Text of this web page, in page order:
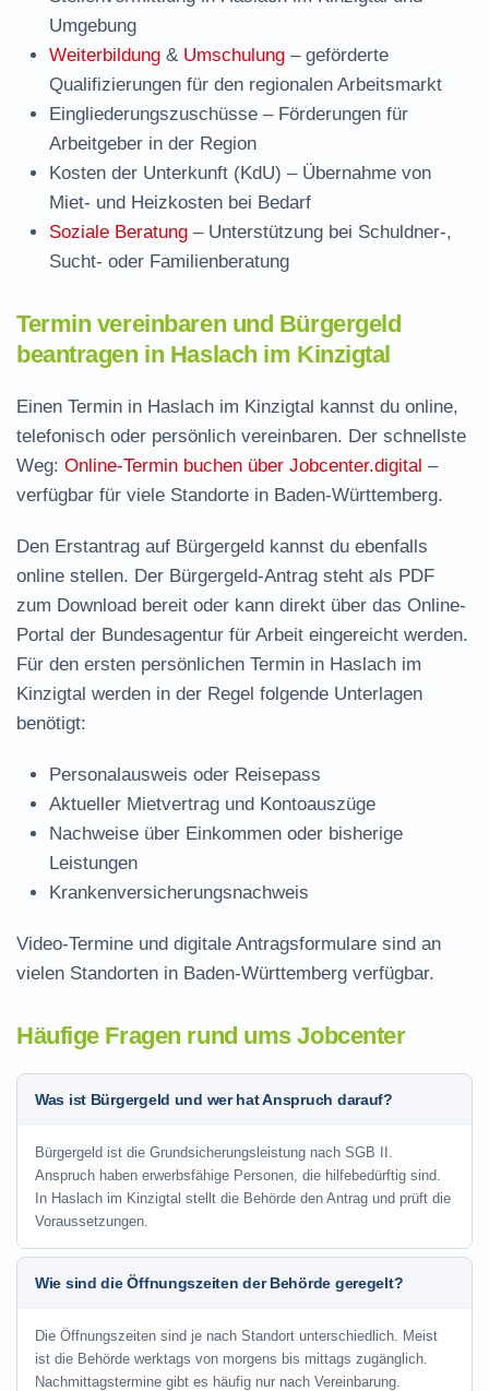
Umgebung
Weiterbildung & Umschulung – geförderte
Qualifizierungen für den regionalen Arbeitsmarkt
Eingliederungszuschüsse – Förderungen für
Arbeitgeber in der Region
Kosten der Unterkunft (KdU) – Übernahme von
Miet- und Heizkosten bei Bedarf
Soziale Beratung – Unterstützung bei Schuldner-,
Sucht- oder Familienberatung
Termin vereinbaren und Bürgergeld
beantragen in Haslach im Kinzigtal
Einen Termin in Haslach im Kinzigtal kannst du online,
telefonisch oder persönlich vereinbaren. Der schnellste
Weg: Online-Termin buchen über Jobcenter.digital –
verfügbar für viele Standorte in Baden-Württemberg.
Den Erstantrag auf Bürgergeld kannst du ebenfalls
online stellen. Der Bürgergeld-Antrag steht als PDF
zum Download bereit oder kann direkt über das Online-
Portal der Bundesagentur für Arbeit eingereicht werden.
Für den ersten persönlichen Termin in Haslach im
Kinzigtal werden in der Regel folgende Unterlagen
benötigt:
Personalausweis oder Reisepass
Aktueller Mietvertrag und Kontoauszüge
Nachweise über Einkommen oder bisherige
Leistungen
Krankenversicherungsnachweis
Video-Termine und digitale Antragsformulare sind an
vielen Standorten in Baden-Württemberg verfügbar.
Häufige Fragen rund ums Jobcenter
Was ist Bürgergeld und wer hat Anspruch darauf?
Bürgergeld ist die Grundsicherungsleistung nach SGB II.
Anspruch haben erwerbsfähige Personen, die hilfebedürftig sind.
In Haslach im Kinzigtal stellt die Behörde den Antrag und prüft die
Voraussetzungen.
Wie sind die Öffnungszeiten der Behörde geregelt?
Die Öffnungszeiten sind je nach Standort unterschiedlich. Meist
ist die Behörde werktags von morgens bis mittags zugänglich.
Nachmittagstermine gibt es häufig nur nach Vereinbarung.